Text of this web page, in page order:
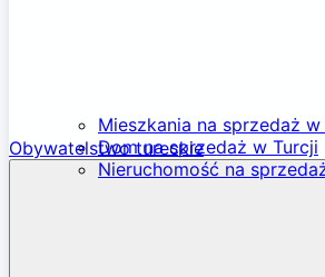
Obywatelstwo tureckie
Mieszkania na sprzedaż w
Dom na sprzedaż w Turcji
Nieruchomość na